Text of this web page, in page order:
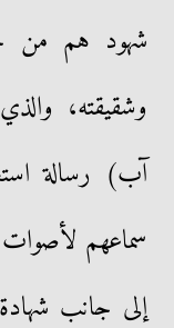
شهود هم من
وشقيقته،
آب) رسالة
سماعهم
إلى جانب